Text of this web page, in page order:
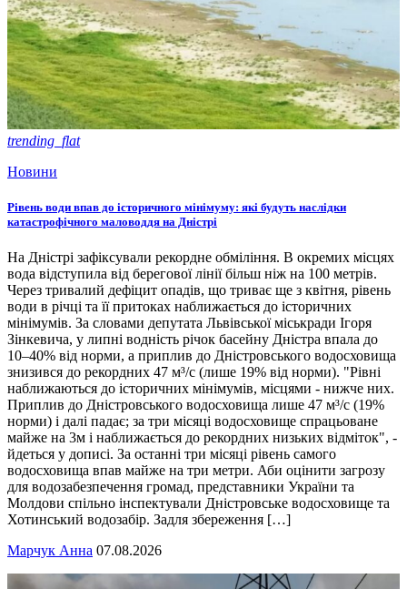
trending_flat
Новини
Рівень води впав до історичного мінімуму: які будуть наслідки
катастрофічного маловоддя на Дністрі
На Дністрі зафіксували рекордне обміління. В окремих місцях
вода відступила від берегової лінії більш ніж на 100 метрів.
Через тривалий дефіцит опадів, що триває ще з квітня, рівень
води в річці та її притоках наближається до історичних
мінімумів. За словами депутата Львівської міськради Ігоря
Зінкевича, у липні водність річок басейну Дністра впала до
10–40% від норми, а приплив до Дністровського водосховища
знизився до рекордних 47 м³/с (лише 19% від норми). "Рівні
наближаються до історичних мінімумів, місцями - нижче них.
Приплив до Дністровського водосховища лише 47 м³/с (19%
норми) і далі падає; за три місяці водосховище спрацьоване
майже на 3м і наближається до рекордних низьких відміток", -
йдеться у дописі. За останні три місяці рівень самого
водосховища впав майже на три метри. Аби оцінити загрозу
для водозабезпечення громад, представники України та
Молдови спільно інспектували Дністровське водосховище та
Хотинський водозабір. Задля збереження […]
Марчук Анна 07.08.2026